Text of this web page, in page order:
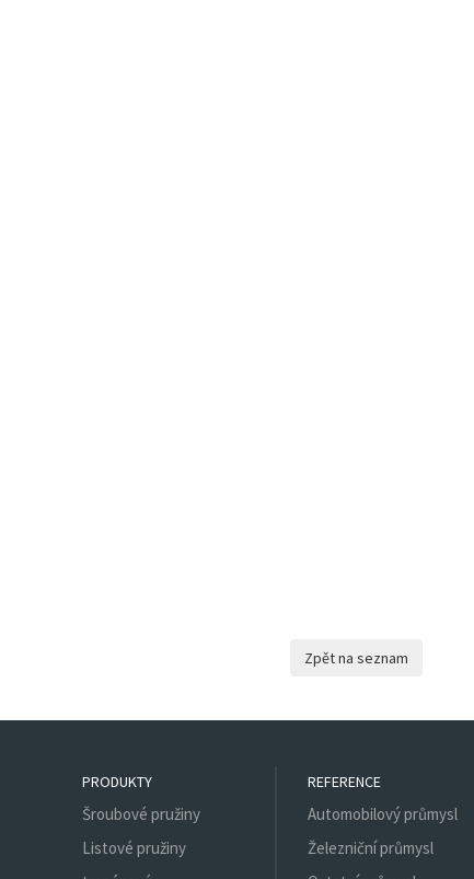
PRODUKTY
Šroubové pružiny
Listové pružiny
REFERENCE
Automobilový průmysl
Železniční průmysl